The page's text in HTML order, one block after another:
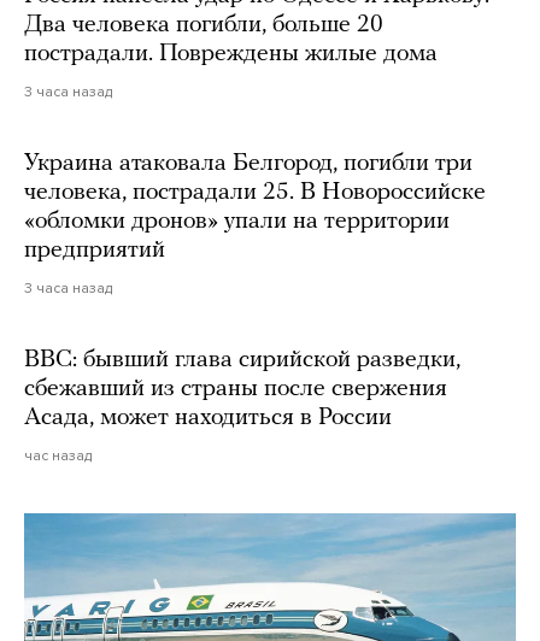
Два человека погибли, больше 20
пострадали. Повреждены жилые дома
3 часа назад
Украина атаковала Белгород, погибли три
человека, пострадали 25. В Новороссийске
«обломки дронов» упали на территории
предприятий
3 часа назад
BBC: бывший глава сирийской разведки,
сбежавший из страны после свержения
Асада, может находиться в России
час назад